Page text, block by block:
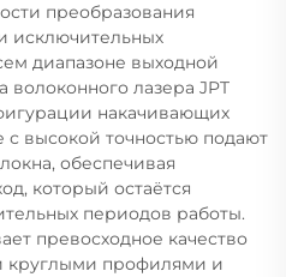
преобразования
исключительных
диапазоне выходной
лазера JPT
накачивающих
высокой точностью подают
обеспечивая
который остаётся
периодов работы.
превосходное качество
круглыми профилями и